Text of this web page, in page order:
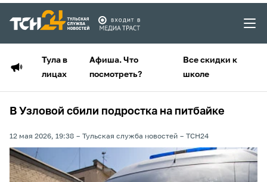
Тула в
лицах
Афиша. Что
посмотреть?
Все скидки к
школе
В Узловой сбили подростка на питбайке
12 мая 2026, 19:38 Тульская служба новостей ТСН24